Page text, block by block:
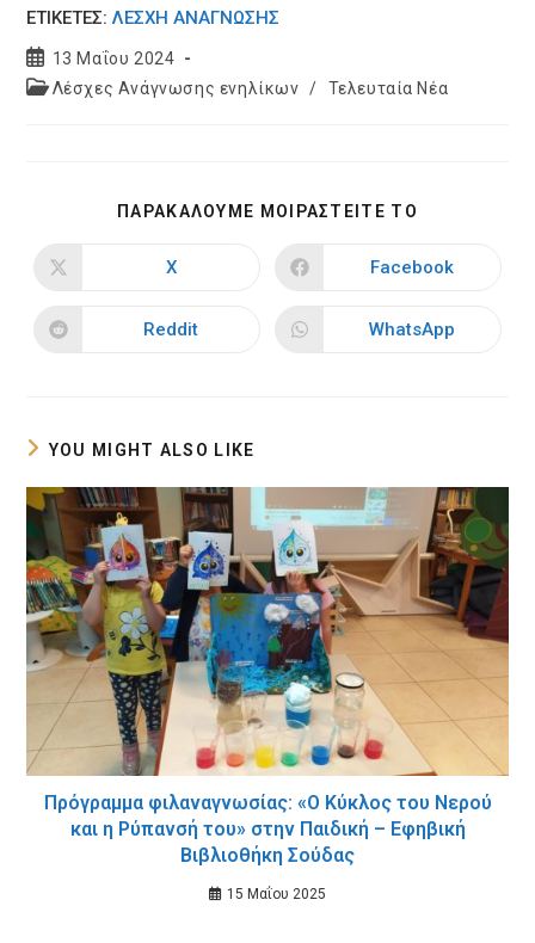
ΕΤΙΚΕΤΈΣ:ΛΕΣΧΗ ΑΝΆΓΝΩΣΗΣ
Post
published:
13 Μαΐου 2024
PostΛέσχες Ανάγνωσης ενηλίκων / Τελευταία Νέα
ΠΑΡΑΚΑΛΟΥΜΕ ΜΟΙΡΑΣΤΕΙΤΕ ΤΟ
CONTENT
Opens
new
window
X
Opens
new
window
Facebook
Opens
Reddit
Opens
WhatsApp
YOU MIGHT ALSO LIKE
Πρόγραμμα φιλαναγνωσίας: «Ο Κύκλος του Νερού
και η Ρύπανσή του» στην Παιδική – Εφηβική
Βιβλιοθήκη Σούδας
15 Μαΐου 2025